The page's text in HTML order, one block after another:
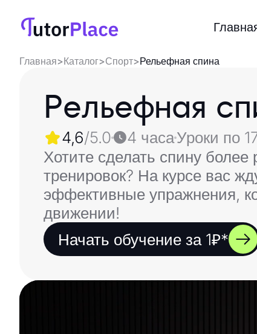
Главная>Каталог>Спорт>Рельефная спина
Рельефная
4,6/5.0 4 часаУроки по
Хотите сделать спину
тренировок? На курсе вас
эффективные упражнения,
движении!
Начать обучение за 1₽*